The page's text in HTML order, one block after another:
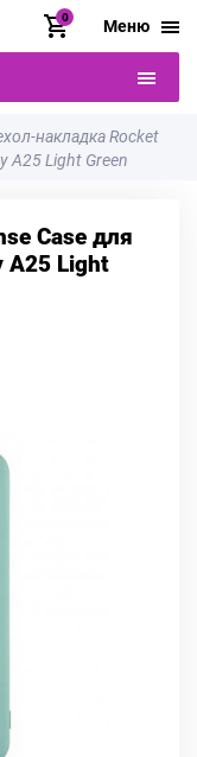
0 Меню
накладка Rocket
A25 Light Green
Case для
A25 Light